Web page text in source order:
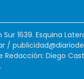
1639. Esquina
/
Diego